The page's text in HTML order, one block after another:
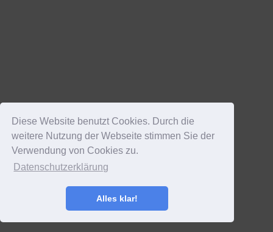
Diese Website benutzt Cookies. Durch die
weitere Nutzung der Webseite stimmen Sie der
Verwendung von Cookies zu.
Datenschutzerklärung
Alles klar!